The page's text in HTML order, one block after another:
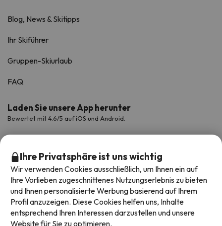
Blog, News & Skitipps
Ihr Skiführer
Gruppen-Skiurlaub
FAQ
Laden Sie unsere App herunter
Bewertet mit 4.6/5 auf iOS und Android.
Ihre Privatsphäre ist uns wichtig
Wir verwenden Cookies ausschließlich, um Ihnen ein auf
Ihre Vorlieben zugeschnittenes Nutzungserlebnis zu bieten
und Ihnen personalisierte Werbung basierend auf Ihrem
Profil anzuzeigen. Diese Cookies helfen uns, Inhalte
entsprechend Ihren Interessen darzustellen und unsere
Website für Sie zu optimieren.